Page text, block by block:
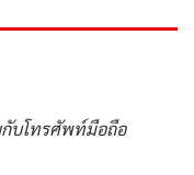
กับโทรศัพท์มือถือ